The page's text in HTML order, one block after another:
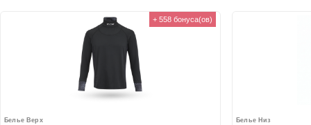
+ 558 бонуса(ов)
Белье Верх Белье Низ